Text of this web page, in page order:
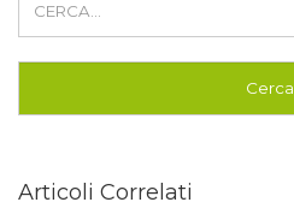
Articoli Correlati